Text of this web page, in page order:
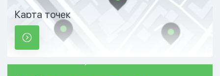
Карта точек